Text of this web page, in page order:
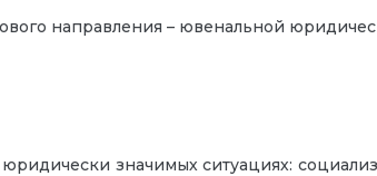
направления – ювенальной
значимых ситуациях: